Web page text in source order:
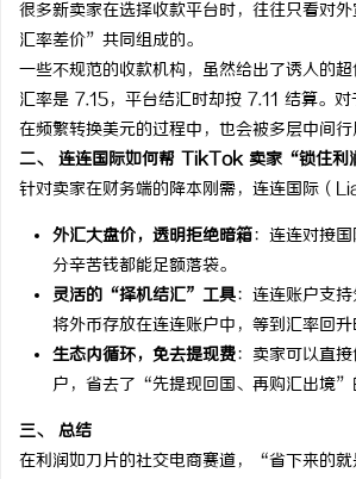
很多新卖家在选择收款平台时，往往只看对
汇率差价”共同组成的。
一些不规范的收款机构，虽然给出了诱人的
汇率是 7.15，平台结汇时却按 7.11 结算。
在频繁转换美元的过程中，也会被多层中间行
二、 连连国际如何帮 TikTok 卖家“锁住利
针对卖家在财务端的降本刚需，连连国际（
外汇大盘价，透明拒绝暗箱：连连对接
分辛苦钱都能足额落袋。
灵活的“择机结汇”工具：连连账户支
将外币存放在连连账户中，等到汇率回
生态内循环，免去提现费：卖家可以直
户，省去了“先提现回国、再购汇出境”
三、 总结
在利润如刀片的社交电商赛道，“省下来的